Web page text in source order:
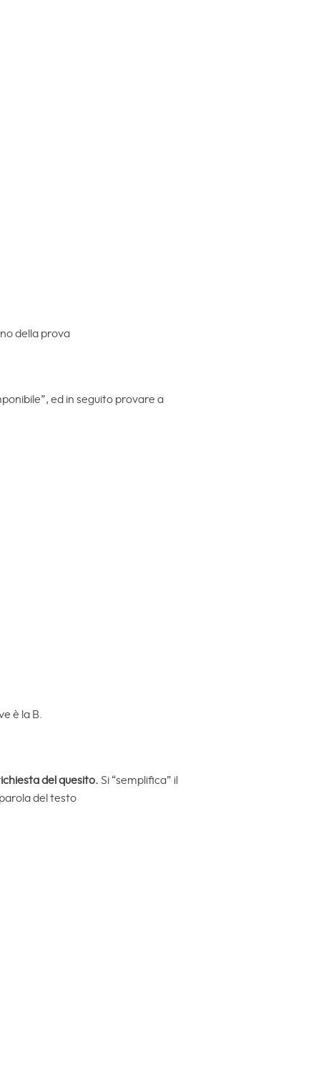
della prova
ed in seguito provare a
è la B.
del quesito. Si “semplifica” il
del testo